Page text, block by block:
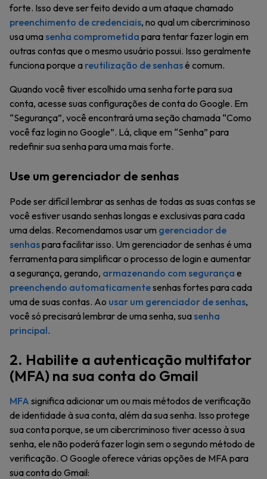
forte. Isso deve ser feito devido a um ataque chamado
preenchimento de credenciais, no qual um cibercriminoso
usa uma senha comprometida para tentar fazer login em
outras contas que o mesmo usuário possui. Isso geralmente
funciona porque a reutilização de senhasé comum.
Quando você tiver escolhido uma senha forte para sua
conta, acesse suas configurações de conta do Google. Em
“Segurança”, você encontrará uma seção chamada “Como
você faz login no Google”. Lá, clique em “Senha” para
redefinir sua senha para uma mais forte.
Use um gerenciador de senhas
Pode ser difícil lembrar as senhas de todas as suas contas se
você estiver usando senhas longas e exclusivas para cada
uma delas. Recomendamos usar um gerenciador de
senhaspara facilitar isso. Um gerenciador de senhas é uma
ferramenta para simplificar o processo de login e aumentar
a segurança, gerando, armazenando com segurança e
preenchendo automaticamentesenhas fortes para cada
uma de suas contas. Ao usar um gerenciador de senhas,
você só precisará lembrar de uma senha, sua senha
principal.
2. Habilite a autenticação multifator
(MFA) na sua conta do Gmail
MFA significa adicionar um ou mais métodos de verificação
de identidade à sua conta, além da sua senha. Isso protege
sua conta porque, se um cibercriminoso tiver acesso à sua
senha, ele não poderá fazer login sem o segundo método de
verificação. O Google oferece várias opções de MFA para
sua conta do Gmail: